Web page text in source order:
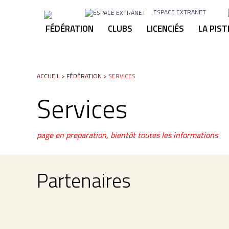
ESPACE EXTRANET
FÉDÉRATION CLUBS LICENCIÉS LA
ACCUEIL > FÉDÉRATION > SERVICES
Services
page en preparation, bientôt toutes les informations
Partenaires